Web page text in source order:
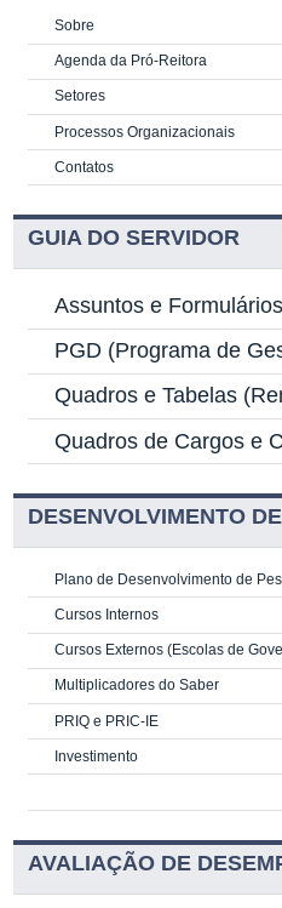
Sobre
Agenda da Pró-Reitora
Setores
Processos Organizacionais
Contatos
GUIA DO SERVIDOR
Assuntos e Formulários
PGD (Programa de
Quadros e Tabelas
Quadros de Cargos e
DESENVOLVIMENTO
Plano de Desenvolvimento de
Cursos Internos
Cursos Externos (Escolas de
Multiplicadores do Saber
PRIQ e PRIC-IE
Investimento
AVALIAÇÃO DE